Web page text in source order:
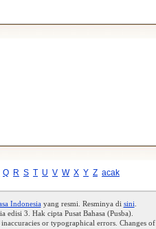
Q R S T U V W X Y Z acak
Indonesiayang resmi. Resminya di sini
edisi 3. Hak cipta Pusat Bahasa (Pusba).
or typographical errors. Changes of